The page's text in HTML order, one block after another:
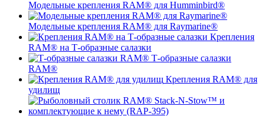
Модельные крепления RAM® для Humminbird®
Модельные крепления RAM® для Raymarine®
Крепления
RAM® на Т-образные салазки
Т-образные салазки
RAM®
Крепления RAM® для
удилищ